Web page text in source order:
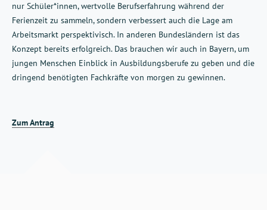
nur Schüler*innen, wertvolle Berufserfahrung während der
Ferienzeit zu sammeln, sondern verbessert auch die Lage am
Arbeitsmarkt perspektivisch. In anderen Bundesländern ist das
Konzept bereits erfolgreich. Das brauchen wir auch in Bayern, um
jungen Menschen Einblick in Ausbildungsberufe zu geben und die
dringend benötigten Fachkräfte von morgen zu gewinnen.
Zum Antrag